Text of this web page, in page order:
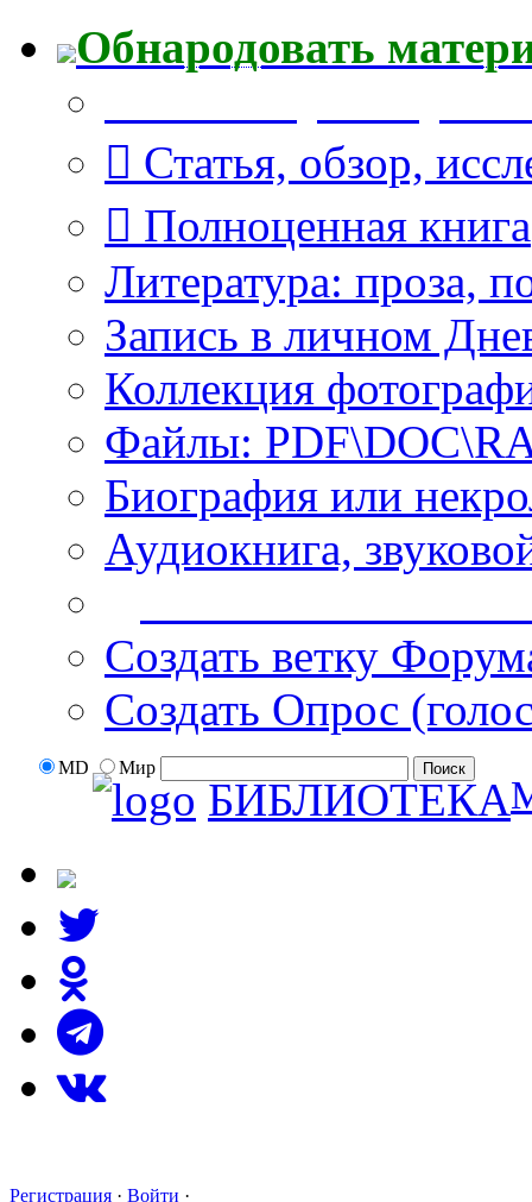
Обнародовать
Статья, обзор,
Полноценная книга
Литература: проза,
Запись в личном
Коллекция
Файлы:
Биография или
Аудиокнига,
Создать ветку
Создать Опрос
MD Мир
БИБЛИОТЕКА
Регистрация · Войти ·